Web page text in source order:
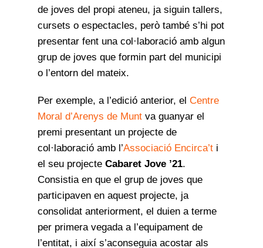
de joves del propi ateneu, ja siguin tallers,
cursets o espectacles, però també s’hi pot
presentar fent una col·laboració amb algun
grup de joves que formin part del municipi
o l’entorn del mateix.
Per exemple, a l’edició anterior, el Centre
Moral d’Arenys de Muntva guanyar el
premi presentant un projecte de
col·laboració amb l’Associació Encirca’ti
el seu projecte Cabaret Jove ’21.
Consistia en que el grup de joves que
participaven en aquest projecte, ja
consolidat anteriorment, el duien a terme
per primera vegada a l’equipament de
l’entitat, i així s’aconseguia acostar als